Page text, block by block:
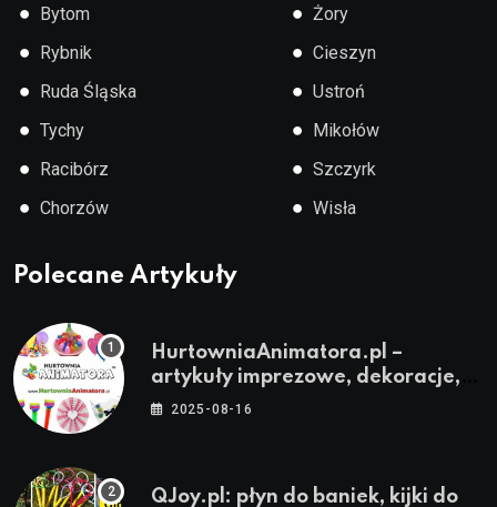
● Bytom
● Rybnik
● Ruda Śląska
● Tychy
● Racibórz
● Chorzów
● Żory
● Cieszyn
● Ustroń
● Mikołów
● Szczyrk
● Wisła
Polecane Artykuły
HurtowniaAnimatora.pl –
artykuły imprezowe, dekoracje,
stroje i akcesoria dla animatorów
2025-08-16
QJoy.pl: płyn do baniek, kijki do